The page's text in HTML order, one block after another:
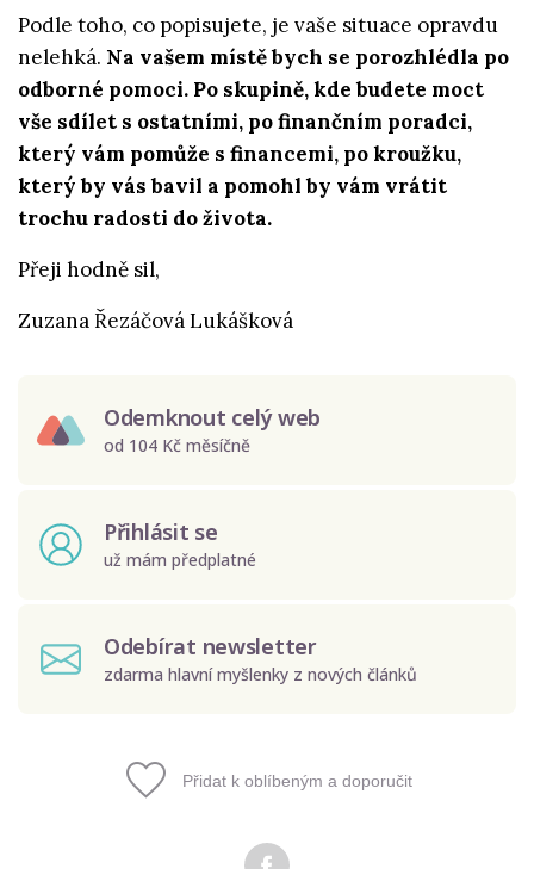
Podle toho, co popisujete, je vaše situace opravdu
nelehká. Na vašem místě bych se porozhlédla po
odborné pomoci. Po skupině, kde budete moct
vše sdílet s ostatními, po finančním poradci,
který vám pomůže s financemi, po kroužku,
který by vás bavil a pomohl by vám vrátit
trochu radosti do života.
Přeji hodně sil,
Zuzana Řezáčová Lukášková
Odemknout celý web
od 104 Kč měsíčně
Přihlásit se
už mám předplatné
Odebírat newsletter
zdarma hlavní myšlenky z nových článků
Odeslat
Přidat k oblíbeným a doporučit